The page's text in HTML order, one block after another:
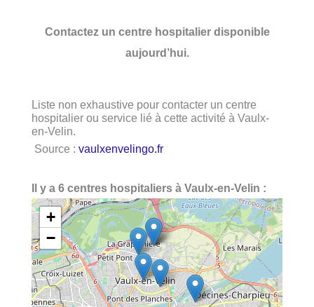
Contactez un centre hospitalier disponible
aujourd’hui.
Liste non exhaustive pour contacter un centre
hospitalier ou service lié à cette activité à Vaulx-
en-Velin.
Source : vaulxenvelingo.fr
Il y a 6 centres hospitaliers à Vaulx-en-Velin :
+
−